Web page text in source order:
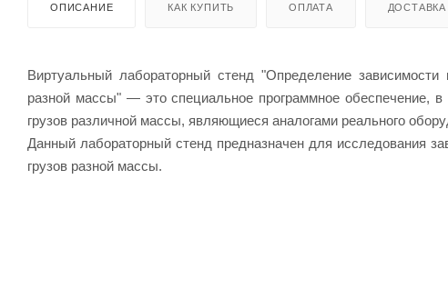
ОПИСАНИЕ КАК КУПИТЬ ОПЛАТА ДОСТАВКА
Виртуальный лабораторный стенд "Определение
разной массы" — это специальное программное обеспечение,
грузов различной массы, являющиеся аналогами реального
Данный лабораторный стенд предназначен для исследования
грузов разной массы.